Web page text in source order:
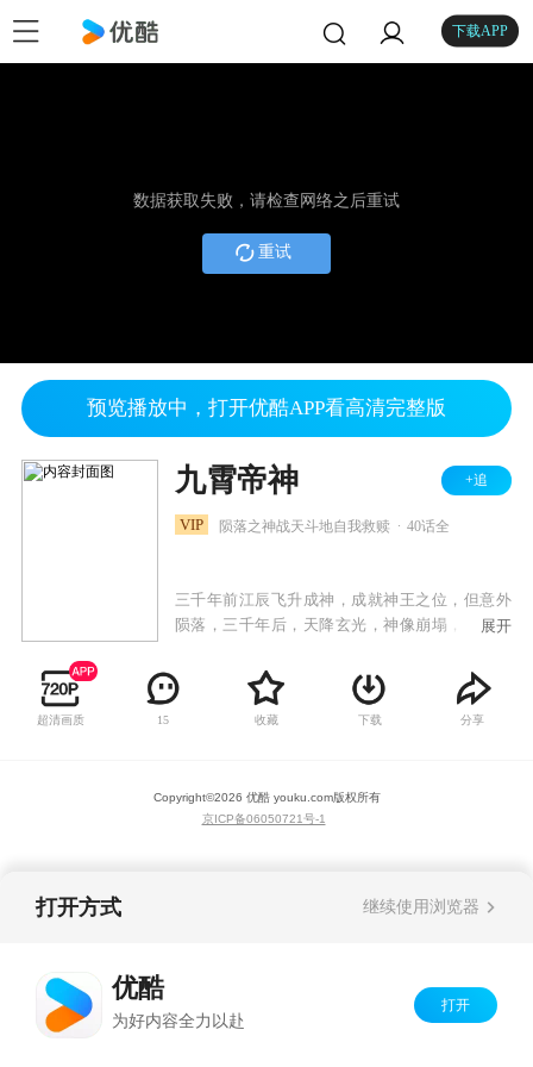
下载APP
数据获取失败，请检查网络之后重试
重试
预览播放中，打开优酷APP看高清完整版
九霄帝神 +追
VIP 陨落之神战天斗地自我救赎 40话全
三千年前江辰飞升成神，成就神王之位，但意外
陨落，三千年后，天降玄光，神像崩塌，江辰魂
携众弟子从废墟中奋起，不畏强权，战天斗地，
开始自我救赎，发出霸气的最强音：待我回归九
霄，必以神血开苍天！
展开
超清画质 15 收藏 下载 分享
Copyright©2026 优酷 youku.com版权所有
京ICP备06050721号-1
打开方式 继续使用浏览器
优酷
为好内容全力以赴
打开